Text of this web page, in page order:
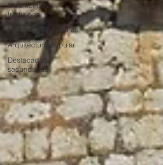
Indumentaria
tradicional
Historias inspiradoras
Arquitectura popular
Destacadas
secundarias